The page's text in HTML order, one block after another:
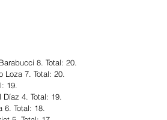
8. Total: 20.
Loza 7. Total: 20.
19.
4. Total: 19.
Total: 18.